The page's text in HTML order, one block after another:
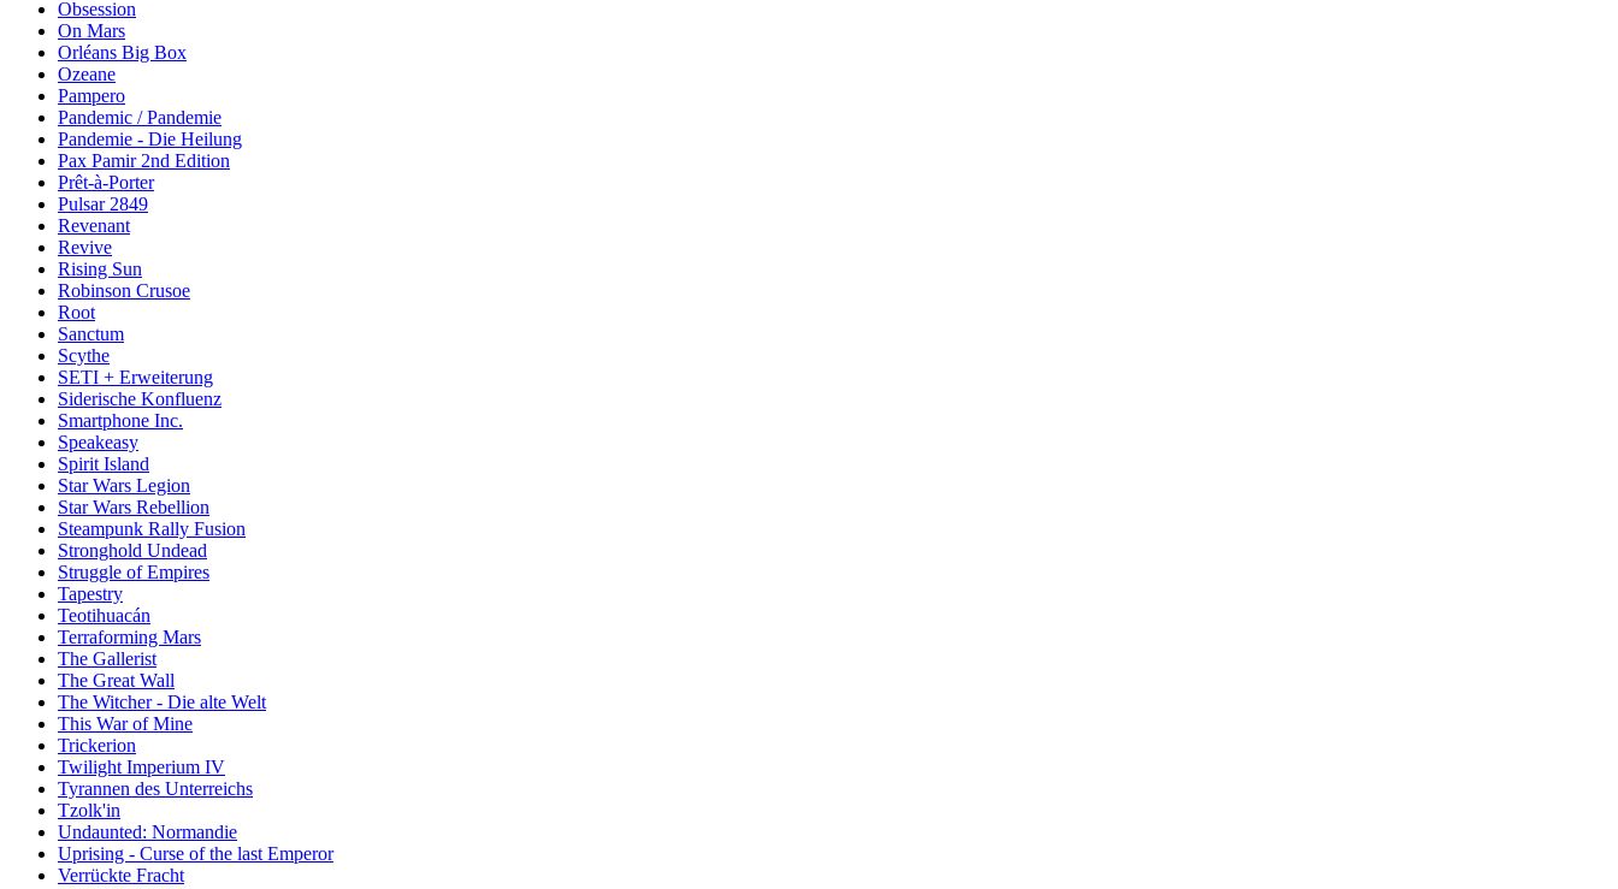
Obsession
On Mars
Orléans Big Box
Ozeane
Pampero
Pandemic / Pandemie
Pandemie - Die Heilung
Pax Pamir 2nd Edition
Prêt-à-Porter
Pulsar 2849
Revenant
Revive
Rising Sun
Robinson Crusoe
Root
Sanctum
Scythe
SETI + Erweiterung
Siderische Konfluenz
Smartphone Inc.
Speakeasy
Spirit Island
Star Wars Legion
Star Wars Rebellion
Steampunk Rally Fusion
Stronghold Undead
Struggle of Empires
Tapestry
Teotihuacán
Terraforming Mars
The Gallerist
The Great Wall
The Witcher - Die alte Welt
This War of Mine
Trickerion
Twilight Imperium IV
Tyrannen des Unterreichs
Tzolk'in
Undaunted: Normandie
Uprising - Curse of the last Emperor
Verrückte Fracht